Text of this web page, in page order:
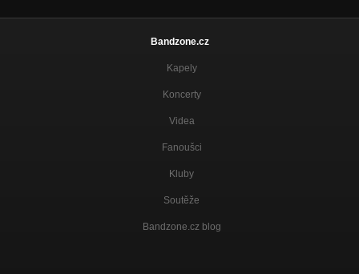
Bandzone.cz
Kapely
Koncerty
Videa
Fanoušci
Kluby
Soutěže
Bandzone.cz blog